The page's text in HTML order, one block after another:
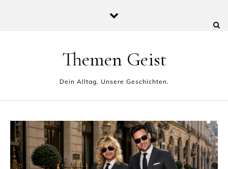
Themen Geist
Dein Alltag. Unsere Geschichten.